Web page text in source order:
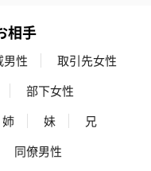
相手
男性
取引先女性
部下女性
姉 妹
兄
同僚男性